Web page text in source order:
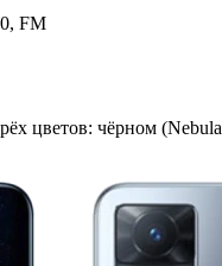
FM
цветов: чёрном